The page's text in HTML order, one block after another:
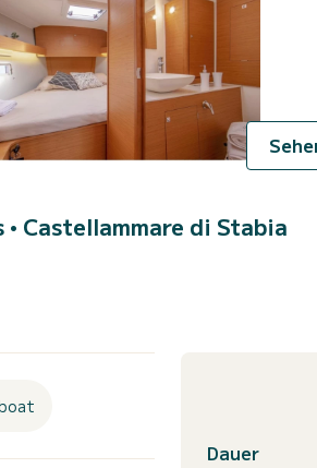
Castellammare di Stabia
Dauer